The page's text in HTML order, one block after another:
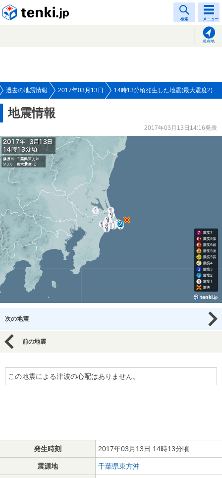
検索 メニュー
現在地
過去の地震情報 2017年03月13日 14時13分頃発生した地震(最大震度2)
地震情報
2017年03月13日14:16発表
次の地震
前の地震
この地震による津波の心配はありません。
発生時刻 2017年03月13日 14時13分頃
震源地 千葉県東方沖